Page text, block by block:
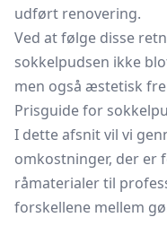
udført renovering.
Ved at følge disse
sokkelpudsen ikke
men også æstetisk
Prisguide for
I dette afsnit vil vi
omkostninger, der er
råmaterialer til
forskellene mellem